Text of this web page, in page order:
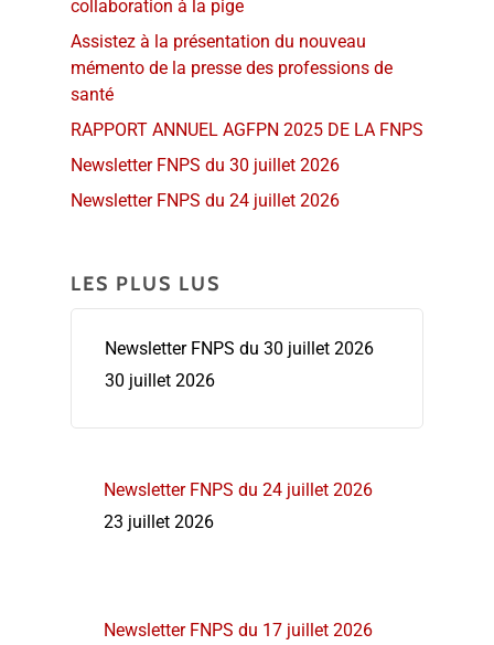
collaboration à la pige
Assistez à la présentation du nouveau
mémento de la presse des professions de
santé
RAPPORT ANNUEL AGFPN 2025 DE LA FNPS
Newsletter FNPS du 30 juillet 2026
Newsletter FNPS du 24 juillet 2026
LES PLUS LUS
Newsletter FNPS du 30 juillet 2026
30 juillet 2026
Newsletter FNPS du 24 juillet 2026
23 juillet 2026
Newsletter FNPS du 17 juillet 2026